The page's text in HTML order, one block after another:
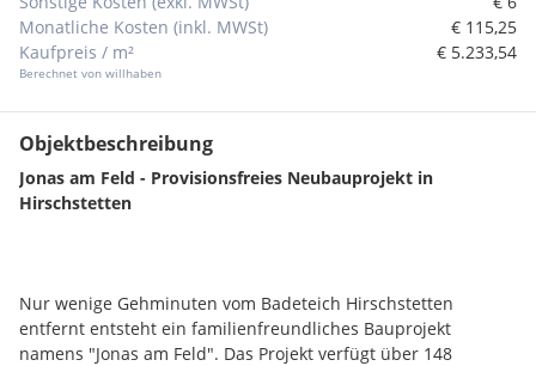
Monatliche Kosten (inkl. MWSt)
€ 115,25
Kaufpreis / m²
Berechnet von willhaben
€ 5.233,54
Objektbeschreibung
Jonas am Feld - Provisionsfreies Neubauprojekt in
Hirschstetten
Nur wenige Gehminuten vom Badeteich Hirschstetten
entfernt entsteht ein familienfreundliches Bauprojekt
namens "Jonas am Feld". Das Projekt verfügt über 148